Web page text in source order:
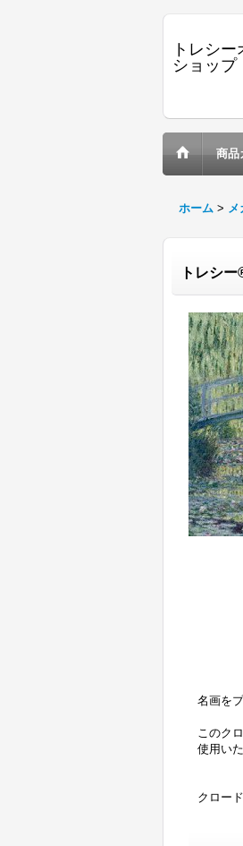
トレシ
ショップ
商品
ホーム >
トレシ
名画を
このク
使用い
クロー